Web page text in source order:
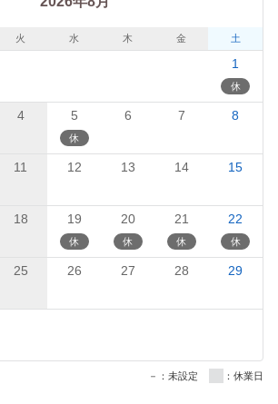
火 水 木 金 土
1
4 5 6 7 8
11 12 13 14 15
18 19 20 21 22
25 26 27 28 29
－：未設定 ：休業日